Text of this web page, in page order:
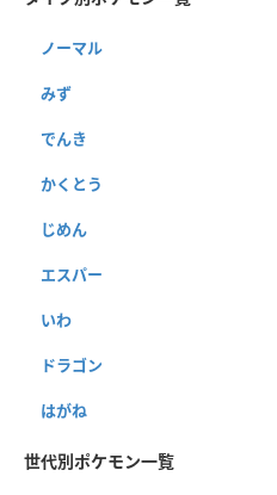
ノーマル
みず
でんき
かくとう
じめん
エスパー
いわ
ドラゴン
はがね
世代別ポケモン一覧